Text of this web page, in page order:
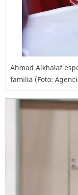
Ahmad Alkhalaf
familia (Foto: